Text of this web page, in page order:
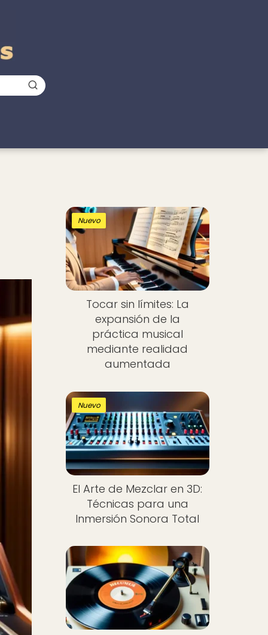
Nuevo
Tocar sin límites: La
expansión de la
práctica musical
mediante realidad
aumentada
Nuevo
El Arte de Mezclar en 3D:
Técnicas para una
Inmersión Sonora Total